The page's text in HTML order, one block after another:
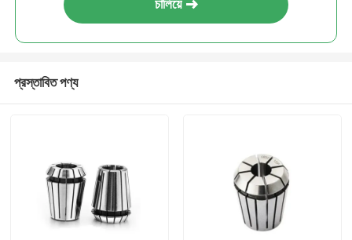
চালিয়ে
প্রস্তাবিত পণ্য